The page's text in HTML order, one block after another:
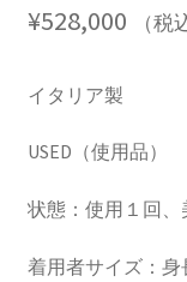
¥528,000 （税
イタリア製
USED（使用品）
状態：使用１回、
着用者サイズ：